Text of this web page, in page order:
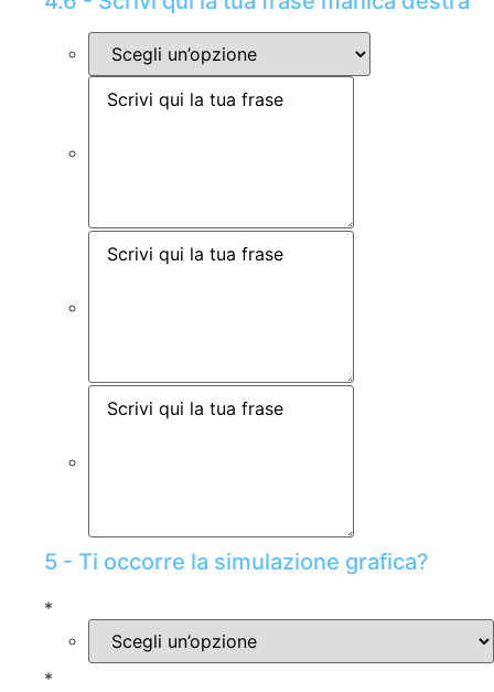
5 - Ti occorre la simulazione grafica?
*
*